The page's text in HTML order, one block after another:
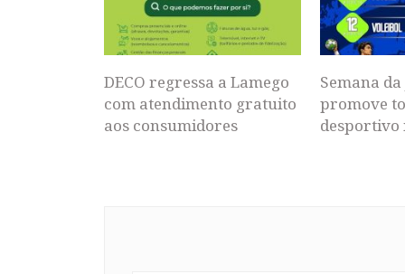
DECO regressa a Lamego
com atendimento gratuito
aos consumidores
Semana
promove